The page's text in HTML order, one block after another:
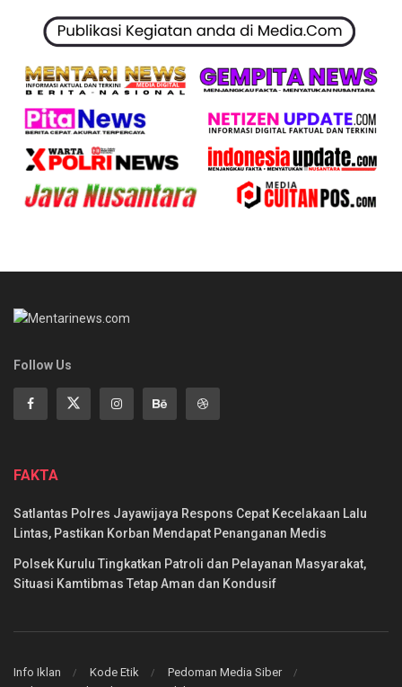
Follow Us
FAKTA
Satlantas Polres Jayawijaya Respons Cepat Kecelakaan Lalu
Lintas, Pastikan Korban Mendapat Penanganan Medis
Polsek Kurulu Tingkatkan Patroli dan Pelayanan Masyarakat,
Situasi Kamtibmas Tetap Aman dan Kondusif
Info Iklan Kode Etik
Pedoman Media Siber